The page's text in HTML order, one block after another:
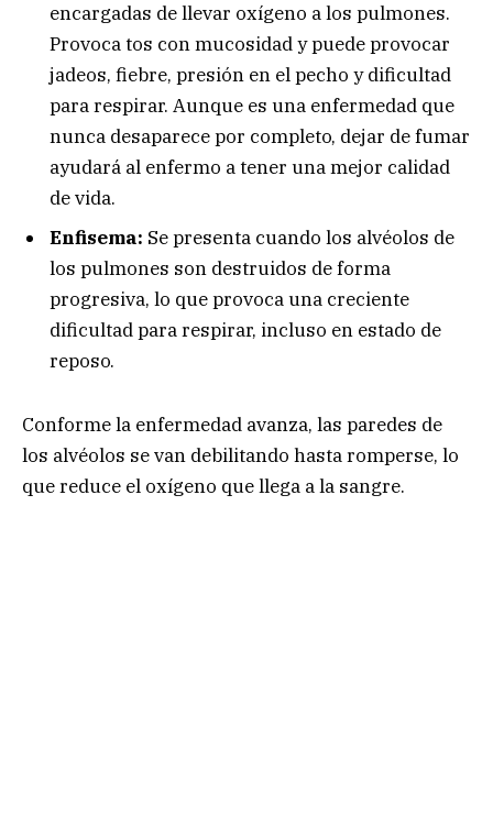
encargadas de llevar oxígeno a los pulmones.
Provoca tos con mucosidad y puede provocar
jadeos, fiebre, presión en el pecho y dificultad
para respirar. Aunque es una enfermedad que
nunca desaparece por completo, dejar de fumar
ayudará al enfermo a tener una mejor calidad
de vida.
Enfisema: Se presenta cuando los alvéolos de
los pulmones son destruidos de forma
progresiva, lo que provoca una creciente
dificultad para respirar, incluso en estado de
reposo.
Conforme la enfermedad avanza, las paredes de
los alvéolos se van debilitando hasta romperse, lo
que reduce el oxígeno que llega a la sangre.